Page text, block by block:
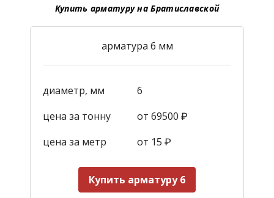
Купить арматуру на Братиславской
арматура 6 мм
диаметр, мм
6
цена за тонну
от 69500 ₽
цена за метр
от 15 ₽
Купить арматуру 6